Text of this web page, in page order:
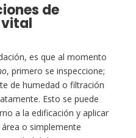
de
vital
es que al momento
, primero se inspeccione;
de humedad o filtración
Esto se puede
a la edificación y aplicar
o simplemente